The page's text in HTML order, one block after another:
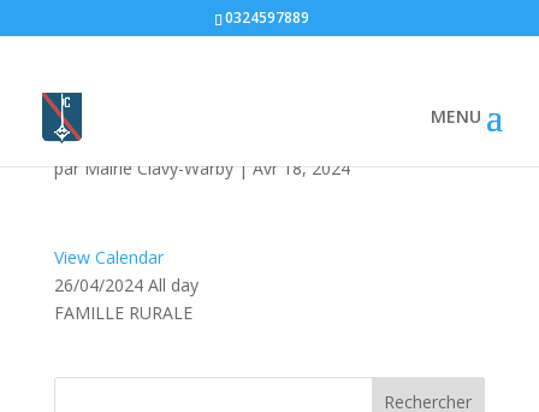
0324597889
Location Salle Marcel
Jeantils
parMairie Clavy-Warby|Avr 18, 2024
View Calendar
26/04/2024 All day
FAMILLE RURALE